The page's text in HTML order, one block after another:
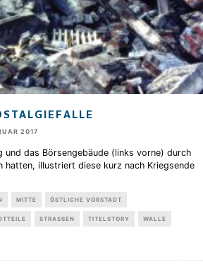
2017
und das Börsengebäude (links vorne) durch
hatten, illustriert diese kurz nach Kriegsende
MITTE ÖSTLICHE VORSTADT
STRASSEN TITELSTORY WALLE